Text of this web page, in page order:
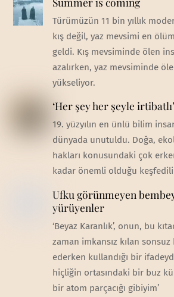
Türümüzün 11 bin yıllık
kış değil, yaz mevsimi en
geldi. Kış mevsiminde ölen
azalırken, yaz mevsiminde
yükseliyor.
‘Her şey her şeyle irtibatlı’
19. yüzyılın en ünlü bilim
dünyada unutuldu. Doğa,
hakları konusundaki çok
kadar önemli olduğu
Ufku görünmeyen
yürüyenler
‘Beyaz Karanlık’, onun, bu
zaman imkansız kılan sonsuz
ederken kullandığı bir
hiçliğin ortasındaki bir buz
bir atom parçacığı gibiyim’